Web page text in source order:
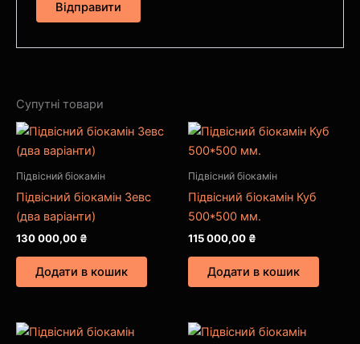
Супутні товари
Підвісний біокамін
Підвісний біокамін Зевс
(два варіанти)
130 000,00 ₴
Додати в кошик
Підвісний біокамін
Підвісний біокамін Куб
500*500 мм.
115 000,00 ₴
Додати в кошик